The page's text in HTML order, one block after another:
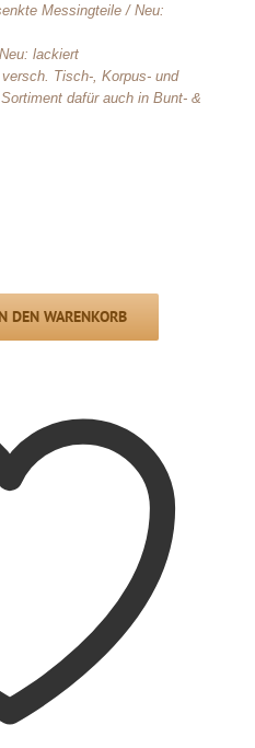
Messingteile / Neu:
lackiert
Tisch-, Korpus- und
dafür auch in Bunt- &
DEN WARENKORB